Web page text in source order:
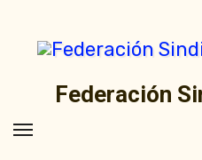
contenido
Federación